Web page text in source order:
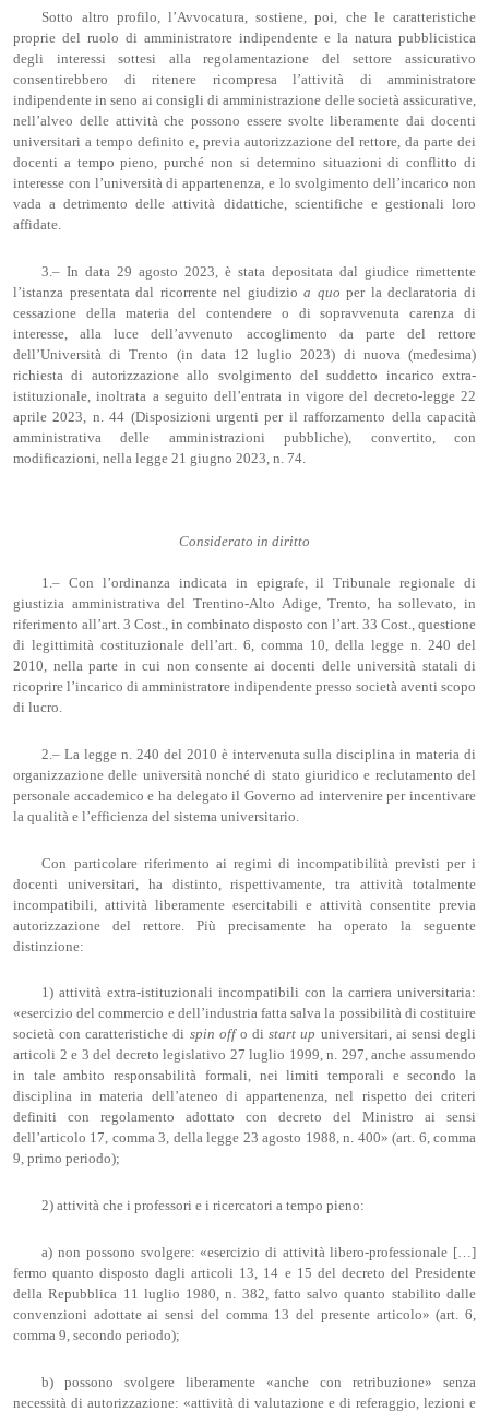
Sotto altro profilo, l’Avvocatura, sostiene, poi, che le caratteristiche
proprie del ruolo di amministratore indipendente e la natura pubblicistica
degli interessi sottesi alla regolamentazione del settore assicurativo
consentirebbero di ritenere ricompresa l’attività di amministratore
indipendente in seno ai consigli di amministrazione delle società assicurative,
nell’alveo delle attività che possono essere svolte liberamente dai docenti
universitari a tempo definito e, previa autorizzazione del rettore, da parte dei
docenti a tempo pieno, purché non si determino situazioni di conflitto di
interesse con l’università di appartenenza, e lo svolgimento dell’incarico non
vada a detrimento delle attività didattiche, scientifiche e gestionali loro
affidate.
3.– In data 29 agosto 2023, è stata depositata dal giudice rimettente
l’istanza presentata dal ricorrente nel giudizioa quo per la declaratoria di
cessazione della materia del contendere o di sopravvenuta carenza di
interesse, alla luce dell’avvenuto accoglimento da parte del rettore
dell’Università di Trento (in data 12 luglio 2023) di nuova (medesima)
richiesta di autorizzazione allo svolgimento del suddetto incarico extra-
istituzionale, inoltrata a seguito dell’entrata in vigore del decreto-legge 22
aprile 2023, n. 44 (Disposizioni urgenti per il rafforzamento della capacità
amministrativa delle amministrazioni pubbliche), convertito, con
modificazioni, nella legge 21 giugno 2023, n. 74.
Considerato in diritto
1.– Con l’ordinanza indicata in epigrafe, il Tribunale regionale di
giustizia amministrativa del Trentino-Alto Adige, Trento, ha sollevato, in
riferimento all’art. 3 Cost., in combinato disposto con l’art. 33 Cost., questione
di legittimità costituzionale dell’art. 6, comma 10, della legge n. 240 del
2010, nella parte in cui non consente ai docenti delle università statali di
ricoprire l’incarico di amministratore indipendente presso società aventi scopo
di lucro.
2.– La legge n. 240 del 2010 è intervenuta sulla disciplina in materia di
organizzazione delle università nonché di stato giuridico e reclutamento del
personale accademico e ha delegato il Governo ad intervenire per incentivare
la qualità e l’efficienza del sistema universitario.
Con particolare riferimento ai regimi di incompatibilità previsti per i
docenti universitari, ha distinto, rispettivamente, tra attività totalmente
incompatibili, attività liberamente esercitabili e attività consentite previa
autorizzazione del rettore. Più precisamente ha operato la seguente
distinzione:
1) attività extra-istituzionali incompatibili con la carriera universitaria:
«esercizio del commercio e dell’industria fatta salva la possibilità di costituire
società con caratteristiche di spin offo distart up universitari, ai sensi degli
articoli 2 e 3 del decreto legislativo 27 luglio 1999, n. 297, anche assumendo
in tale ambito responsabilità formali, nei limiti temporali e secondo la
disciplina in materia dell’ateneo di appartenenza, nel rispetto dei criteri
definiti con regolamento adottato con decreto del Ministro ai sensi
dell’articolo 17, comma 3, della legge 23 agosto 1988, n. 400» (art. 6, comma
9, primo periodo);
2) attività che i professori e i ricercatori a tempo pieno:
a) non possono svolgere: «esercizio di attività libero-professionale […]
fermo quanto disposto dagli articoli 13, 14 e 15 del decreto del Presidente
della Repubblica 11 luglio 1980, n. 382, fatto salvo quanto stabilito dalle
convenzioni adottate ai sensi del comma 13 del presente articolo» (art. 6,
comma 9, secondo periodo);
b) possono svolgere liberamente «anche con retribuzione» senza
necessità di autorizzazione: «attività di valutazione e di referaggio, lezioni e